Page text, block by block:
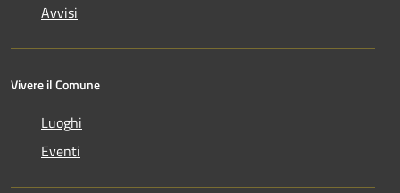
Avvisi
Vivere il Comune
Luoghi
Eventi